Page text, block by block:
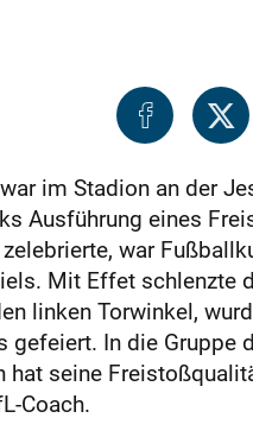
im Stadion an der
Ausführung eines
war
Mit Effet schlenzte
linken Torwinkel,
gefeiert. In die
hat seine
Coach.